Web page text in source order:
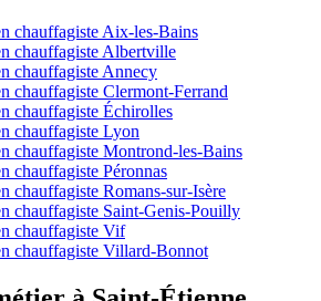
chauffagiste Aix-les-Bains
chauffagiste Albertville
chauffagiste Annecy
chauffagiste Clermont-Ferrand
chauffagiste Échirolles
chauffagiste Lyon
chauffagiste Montrond-les-Bains
chauffagiste Péronnas
chauffagiste Romans-sur-Isère
chauffagiste Saint-Genis-Pouilly
chauffagiste Vif
chauffagiste Villard-Bonnot